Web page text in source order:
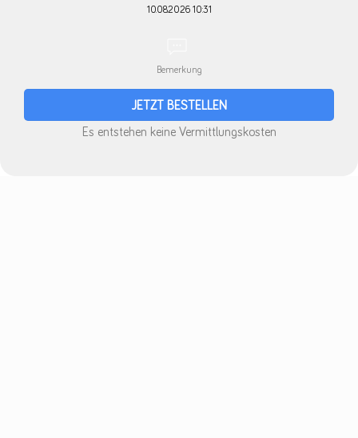
Es entstehen keine Vermittlungskosten